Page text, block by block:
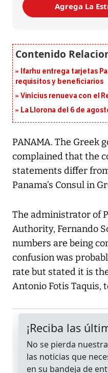
Agrega La
Ifarhu entrega tarjetas
requisitos y beneficiarios
Vinícius renueva con el
La Llorona del 6 de
PANAMA. The Greek
complained that the
statements differ
Panama’s Consul in
The administrator of
Authority, Fernando
numbers are being
confusion was
rate but stated it is
Antonio Fotis Taquis,